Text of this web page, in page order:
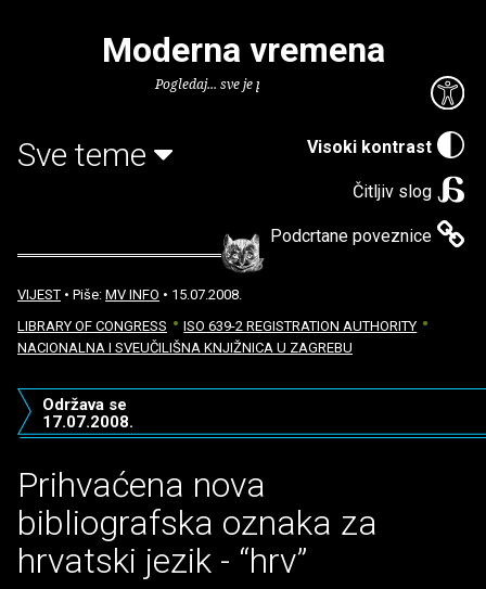
Visoki kontrast
Čitljiv slog
Podcrtane poveznice
Moderna vremena
Pogledaj... sve je puno knjiga.
Sve teme
VIJEST • Piše: MV INFO • 15.07.2008.
LIBRARY OF CONGRESS
ISO 639-2 REGISTRATION AUTHORITY
NACIONALNA I SVEUČILIŠNA KNJIŽNICA U ZAGREBU
Prihvaćena nova
bibliografska oznaka za
hrvatski jezik - “hrv”
Održava se
17.07.2008.